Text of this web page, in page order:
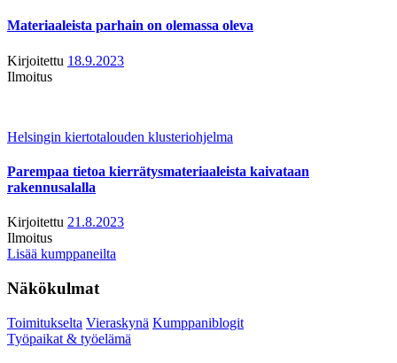
Materiaaleista parhain on olemassa oleva
Kirjoitettu 18.9.2023
Ilmoitus
Helsingin kiertotalouden klusteriohjelma
Parempaa tietoa kierrätysmateriaaleista kaivataan
rakennusalalla
Kirjoitettu 21.8.2023
Ilmoitus
Lisää kumppaneilta
Näkökulmat
Toimitukselta Vieraskynä Kumppaniblogit
Työpaikat & työelämä